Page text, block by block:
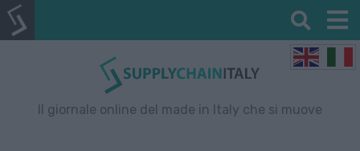
Il giornale online del made in Italy che si muove